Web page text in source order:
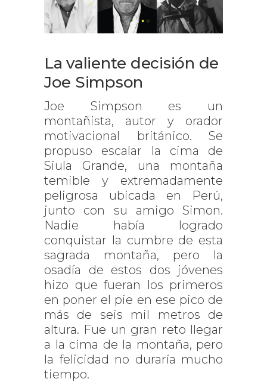
La valiente decisión de
Joe Simpson
Joe Simpson es un
montañista, autor y orador
motivacional británico. Se
propuso escalar la cima de
Siula Grande, una montaña
temible y extremadamente
peligrosa ubicada en Perú,
junto con su amigo Simon.
Nadie había logrado
conquistar la cumbre de esta
sagrada montaña, pero la
osadía de estos dos jóvenes
hizo que fueran los primeros
en poner el pie en ese pico de
más de seis mil metros de
altura. Fue un gran reto llegar
a la cima de la montaña, pero
la felicidad no duraría mucho
tiempo.